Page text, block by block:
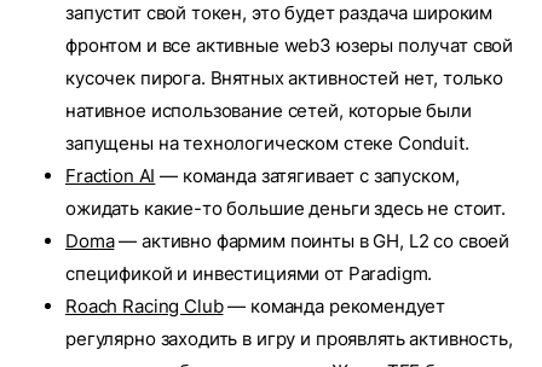
запустит свой токен, это будет раздача широким
фронтом и все активные web3 юзеры получат свой
кусочек пирога. Внятных активностей нет, только
нативное использование сетей, которые были
запущены на технологическом стеке Conduit.
Fraction AI — команда затягивает с запуском,
ожидать какие-то большие деньги здесь не стоит.
Doma— активно фармим поинты в GH, L2 со своей
спецификой и инвестициями от Paradigm.
Roach Racing Club— команда рекомендует
регулярно заходить в игру и проявлять активность,